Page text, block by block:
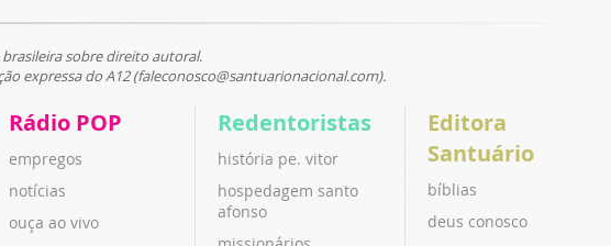
sobre direito autoral.
expressa do A12 (faleconosco@santuarionacional.com).
Rádio POP
empregos
notícias
ouça ao vivo
Redentoristas
história pe. vitor
hospedagem santo
afonso
Editora
Santuário
bíblias
deus conosco